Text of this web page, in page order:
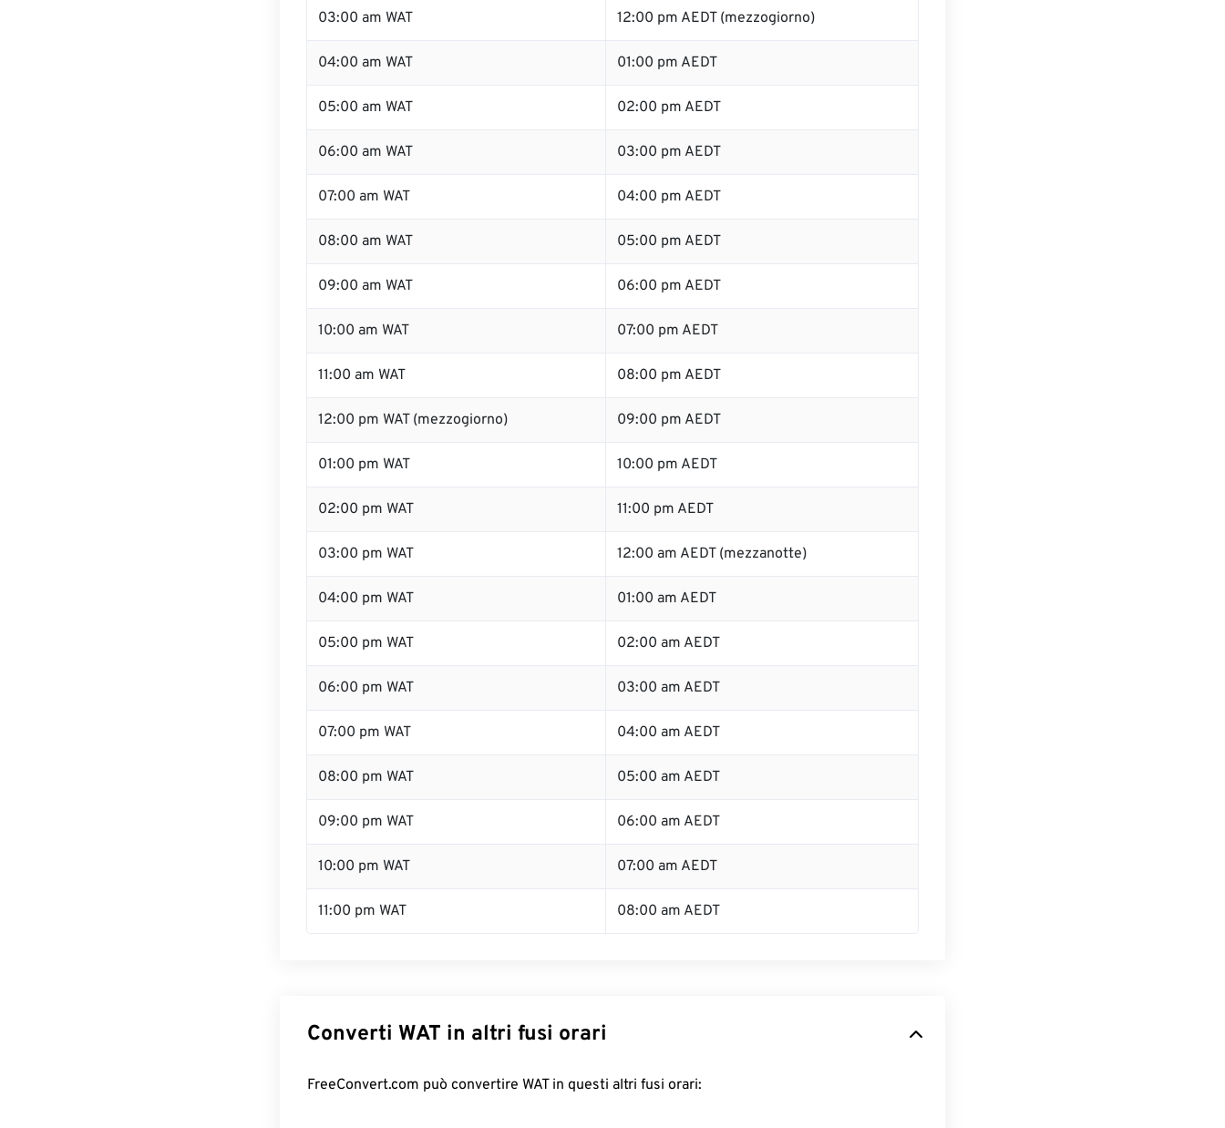
03:00 am WAT 12:00 pm AEDT (mezzogiorno)
04:00 am WAT 01:00 pm AEDT
05:00 am WAT 02:00 pm AEDT
06:00 am WAT 03:00 pm AEDT
07:00 am WAT 04:00 pm AEDT
08:00 am WAT 05:00 pm AEDT
09:00 am WAT 06:00 pm AEDT
10:00 am WAT 07:00 pm AEDT
11:00 am WAT 08:00 pm AEDT
12:00 pm WAT (mezzogiorno) 09:00 pm AEDT
01:00 pm WAT 10:00 pm AEDT
02:00 pm WAT 11:00 pm AEDT
03:00 pm WAT 12:00 am AEDT (mezzanotte)
04:00 pm WAT 01:00 am AEDT
05:00 pm WAT 02:00 am AEDT
06:00 pm WAT 03:00 am AEDT
07:00 pm WAT 04:00 am AEDT
08:00 pm WAT 05:00 am AEDT
09:00 pm WAT 06:00 am AEDT
10:00 pm WAT 07:00 am AEDT
11:00 pm WAT 08:00 am AEDT
Converti WAT in altri fusi orari
FreeConvert.com può convertire WAT in questi altri fusi orari: